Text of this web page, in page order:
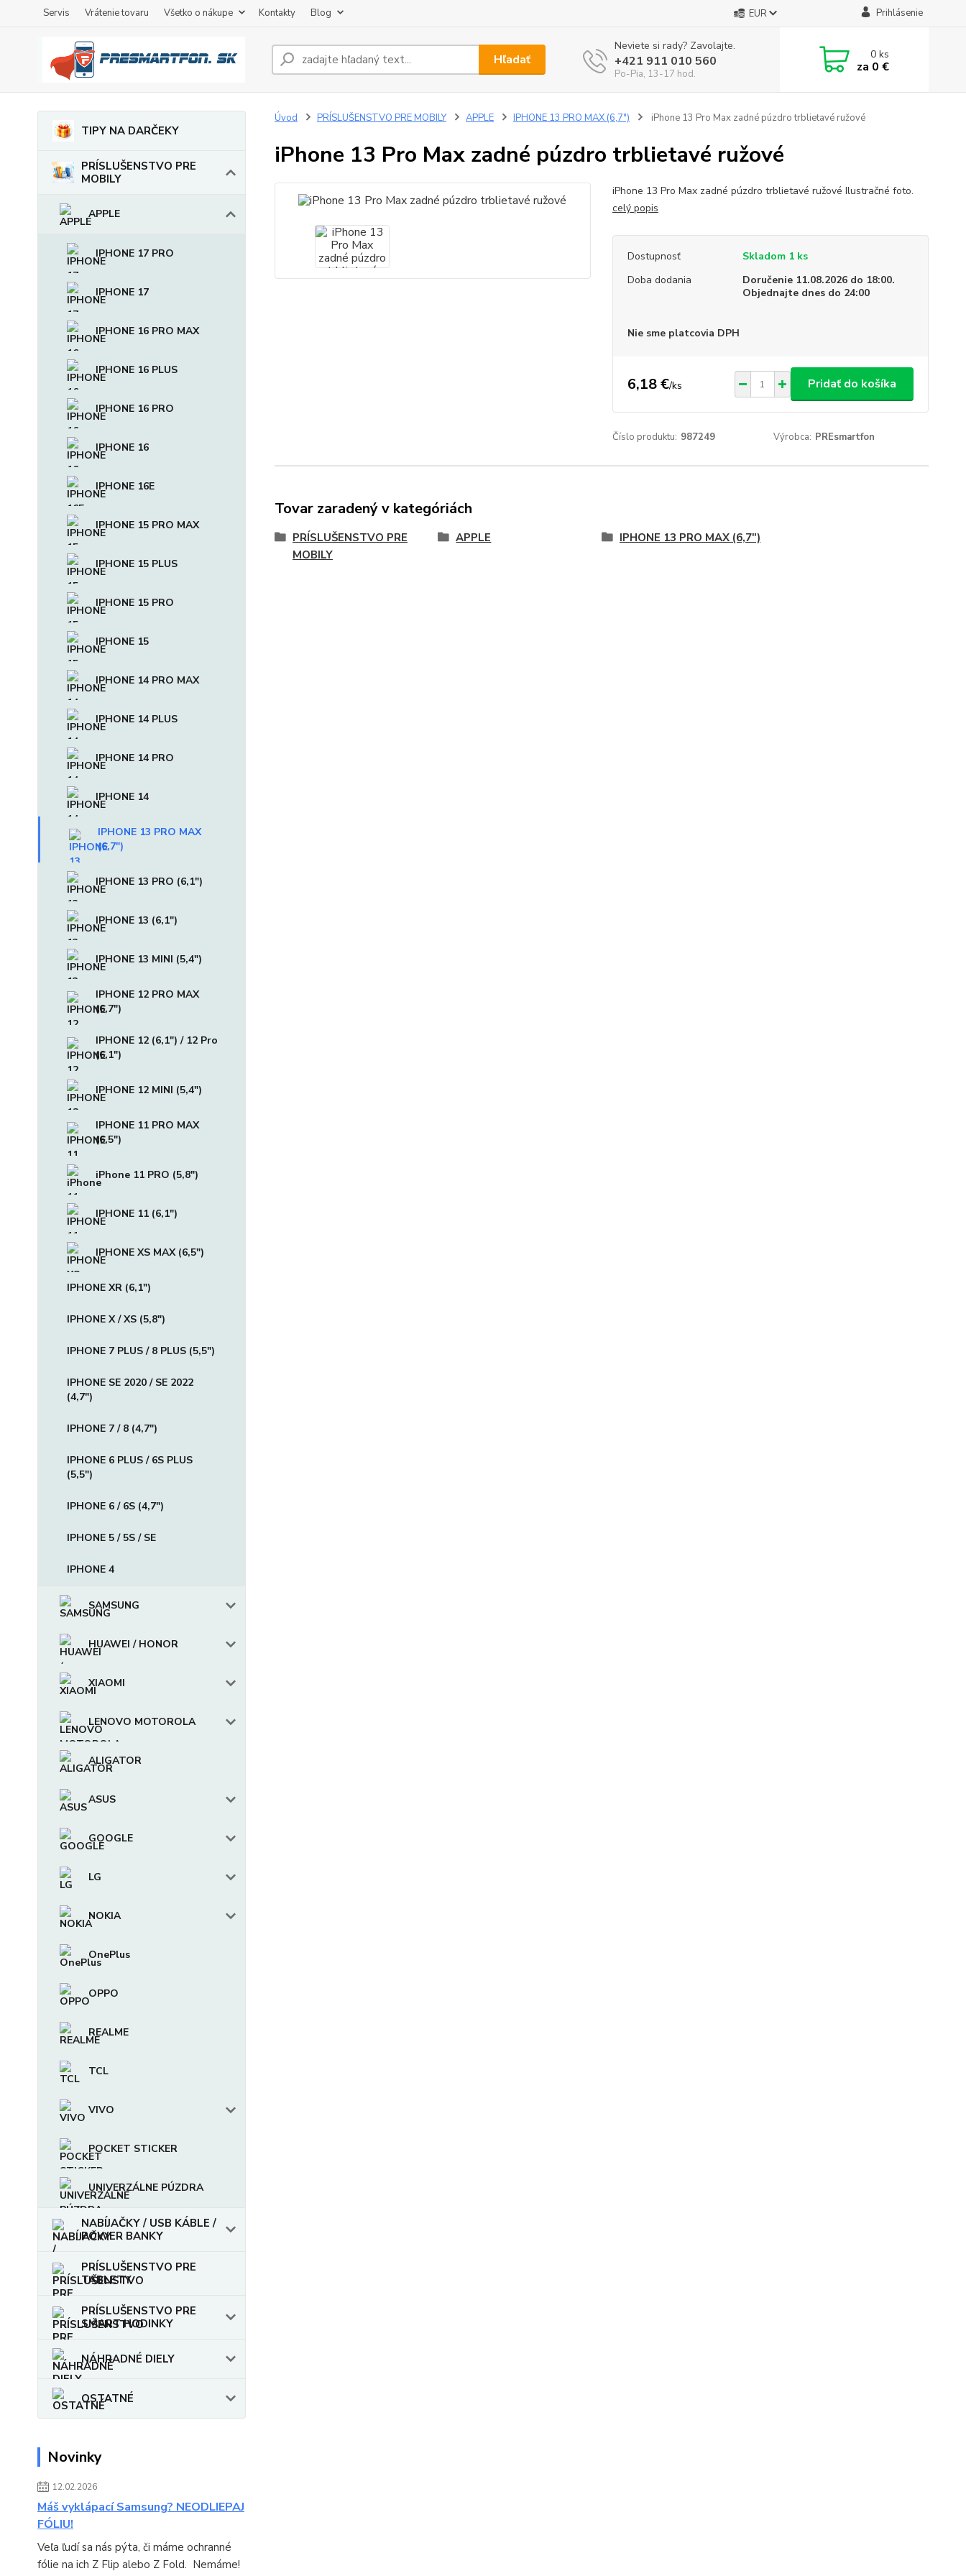
Servis Vrátenie tovaru Všetko o nákupe Kontakty Blog EUR Prihlásenie
Hľadať
Neviete si rady? Zavolajte.
+421 911 010 560
Po-Pia, 13-17 hod.
0ks
za 0 €
TIPY NA DARČEKY
PRÍSLUŠENSTVO PRE
MOBILY
APPLE
IPHONE 17 PRO
IPHONE 17
IPHONE 16 PRO MAX
IPHONE 16 PLUS
IPHONE 16 PRO
IPHONE 16
IPHONE 16E
IPHONE 15 PRO MAX
IPHONE 15 PLUS
IPHONE 15 PRO
IPHONE 15
IPHONE 14 PRO MAX
IPHONE 14 PLUS
IPHONE 14 PRO
IPHONE 14
IPHONE 13 PRO MAX
(6,7")
IPHONE 13 PRO (6,1")
IPHONE 13 (6,1")
IPHONE 13 MINI (5,4")
IPHONE 12 PRO MAX
(6,7")
IPHONE 12 (6,1") / 12 Pro
(6,1")
IPHONE 12 MINI (5,4")
IPHONE 11 PRO MAX
(6,5")
iPhone 11 PRO (5,8")
IPHONE 11 (6,1")
IPHONE XS MAX (6,5")
IPHONE XR (6,1")
IPHONE X / XS (5,8")
IPHONE 7 PLUS / 8 PLUS (5,5")
IPHONE SE 2020 / SE 2022
(4,7")
IPHONE 7 / 8 (4,7")
IPHONE 6 PLUS / 6S PLUS
(5,5")
IPHONE 6 / 6S (4,7")
IPHONE 5 / 5S / SE
IPHONE 4
SAMSUNG
HUAWEI / HONOR
XIAOMI
LENOVO MOTOROLA
ALIGATOR
ASUS
GOOGLE
LG
NOKIA
OnePlus
OPPO
REALME
TCL
VIVO
POCKET STICKER
UNIVERZÁLNE PÚZDRA
NABÍJAČKY / USB KÁBLE /
POWER BANKY
PRÍSLUŠENSTVO PRE
TABLETY
PRÍSLUŠENSTVO PRE
SMART HODINKY
NÁHRADNÉ DIELY
OSTATNÉ
Novinky
12.02.2026
Máš vyklápací Samsung? NEODLIEPAJ
FÓLIU!
Veľa ľudí sa nás pýta, či máme ochranné
fólie na ich Z Flip alebo Z Fold. Nemáme!
Úvod PRÍSLUŠENSTVO PRE MOBILY APPLE IPHONE 13 PRO MAX (6,7") iPhone 13 Pro Max zadné púzdro trblietavé ružové
iPhone 13 Pro Max zadné púzdro trblietavé ružové
iPhone 13 Pro Max zadné púzdro trblietavé ružové Ilustračné foto.
celý popis
Dostupnosť
Skladom 1 ks
Doba dodania
Doručenie 11.08.2026 do 18:00.
Objednajte dnes do 24:00
Nie sme platcovia DPH
6,18 €/ks Pridať do košíka
Číslo produktu: 987249 Výrobca: PREsmartfon
Tovar zaradený v kategóriách
PRÍSLUŠENSTVO PRE
MOBILY
APPLE IPHONE 13 PRO MAX (6,7")